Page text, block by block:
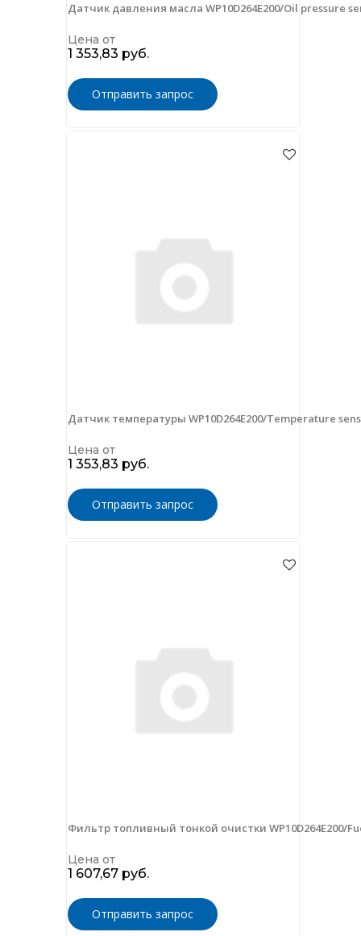
Датчик давления масла WP10D264E200/Oil pressure
Цена от
1 353,83 руб.
Отправить запрос
Датчик температуры WP10D264E200/Temperature
Цена от
1 353,83 руб.
Отправить запрос
Фильтр топливный тонкой очистки WP10D264E200/
Цена от
1 607,67 руб.
Отправить запрос